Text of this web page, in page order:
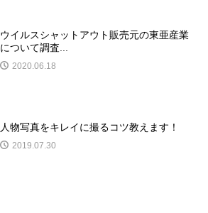
ウイルスシャットアウト販売元の東亜産業
について調査...
2020.06.18
人物写真をキレイに撮るコツ教えます！
2019.07.30